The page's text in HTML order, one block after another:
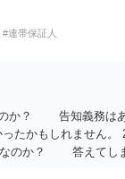
#連帯保証人
のか？ 告知義務は
かもしれません。
なのか？ 答えてし